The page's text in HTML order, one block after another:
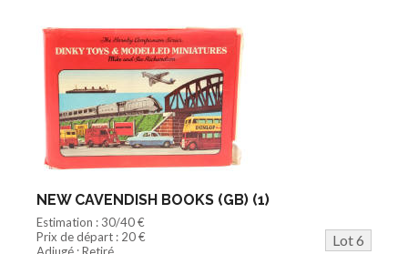
NEW CAVENDISH BOOKS (GB) (1)
Estimation : 30/40 €
Prix de départ : 20 €
Lot 6
Adjugé : Retiré